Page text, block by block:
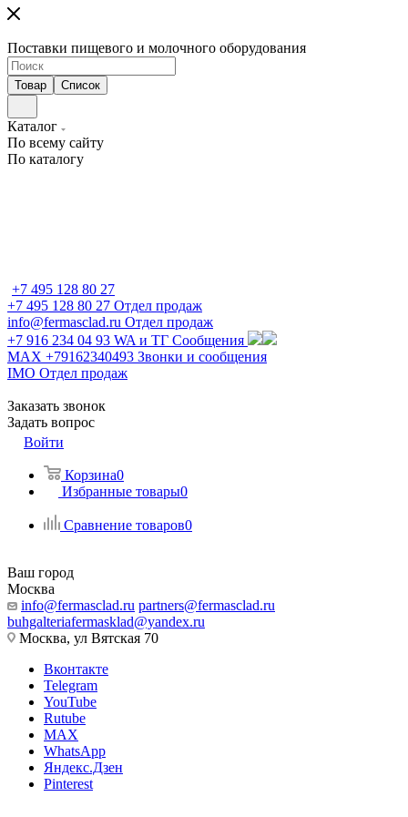
Поставки пищевого и молочного оборудования
Товар Список
Каталог
По всему сайту
По каталогу
+7 495 128 80 27
+7 495 128 80 27 Отдел продаж
info@fermasclad.ru Отдел продаж
+7 916 234 04 93 WA и ТГ Сообщения
MAX +79162340493 Звонки и сообщения
IMO Отдел продаж
Заказать звонок
Задать вопрос
Войти
Корзина0
Избранные товары0
Сравнение товаров0
Ваш город
Москва
info@fermasclad.ru partners@fermasclad.ru
buhgalteriafermasklad@yandex.ru
Москва, ул Вятская 70
Вконтакте
Telegram
YouTube
Rutube
MAX
WhatsApp
Яндекс.Дзен
Pinterest